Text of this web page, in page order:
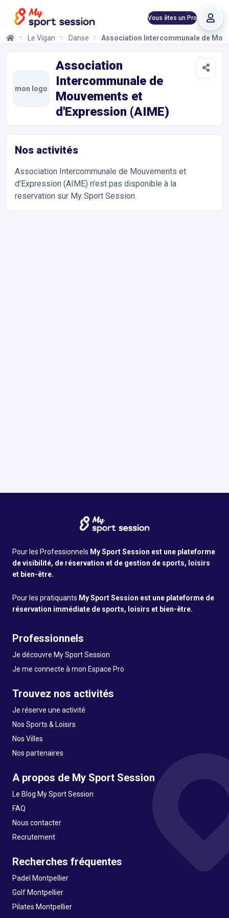
Vous êtes un Pro
Le Vigan Danse Association Intercommunale de
mon logo
Association
Intercommunale de
Mouvements et
d'Expression (AIME)
Nos activités
Association Intercommunale de Mouvements et
d'Expression (AIME) n'est pas disponible à la
reservation sur My Sport Session.
Pour les Professionnels My Sport Session est une plateforme
de visibilité, de réservation et de gestion de sports, loisirs
et bien-être.
Pour les pratiquants My Sport Session est une plateforme de
réservation immédiate de sports, loisirs et bien-être.
Professionnels
Je découvre My Sport Session
Je me connecte à mon Espace Pro
Trouvez nos activités
Je réserve une activité
Nos Sports & Loisirs
Nos Villes
Nos partenaires
A propos de My Sport Session
Le Blog My Sport Session
FAQ
Nous contacter
Recrutement
Recherches fréquentes
Padel Montpellier
Golf Montpellier
Pilates Montpellier